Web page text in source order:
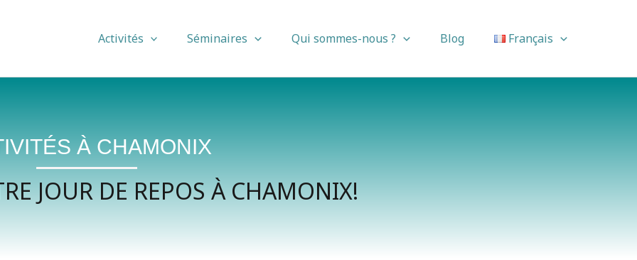
Activités Séminaires Qui sommes-nous ? Blog Français
À CHAMONIX
JOUR DE REPOS À CHAMONIX!
LÉGER BIVOUAC